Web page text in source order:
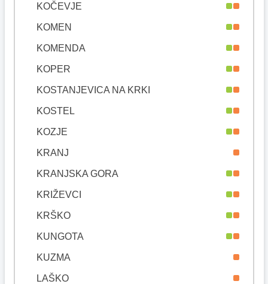
KOČEVJE
KOMEN
KOMENDA
KOPER
KOSTANJEVICA NA KRKI
KOSTEL
KOZJE
KRANJ
KRANJSKA GORA
KRIŽEVCI
KRŠKO
KUNGOTA
KUZMA
LAŠKO